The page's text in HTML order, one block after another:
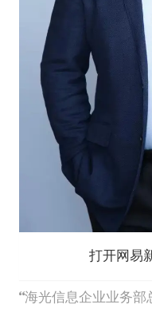
打开网易
海光信息企业业务部